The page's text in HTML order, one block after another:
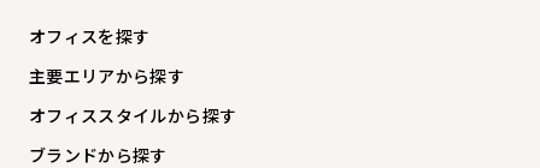
オフィスを探す
主要エリアから探す
オフィススタイルから探す
ブランドから探す